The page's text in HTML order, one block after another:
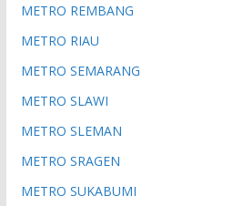
METRO REMBANG
METRO RIAU
METRO SEMARANG
METRO SLAWI
METRO SLEMAN
METRO SRAGEN
METRO SUKABUMI